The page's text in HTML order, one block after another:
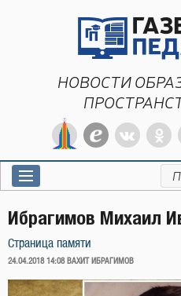
НОВОСТИ
Ибрагимов Михаил
Страница памяти
ОПУБЛИКОВАНО
24.04.2018 14:08 ВАХИТ ИБРАГИМОВ